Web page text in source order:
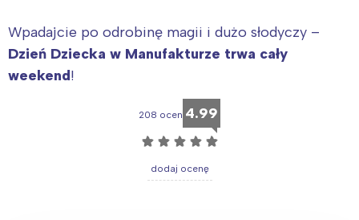
Wpadajcie po odrobinę magii i dużo słodyczy –
Dzień Dziecka w Manufakturze trwa cały
weekend!
208 ocen 4.99
☆ ☆ ☆ ☆ ☆
dodaj ocenę